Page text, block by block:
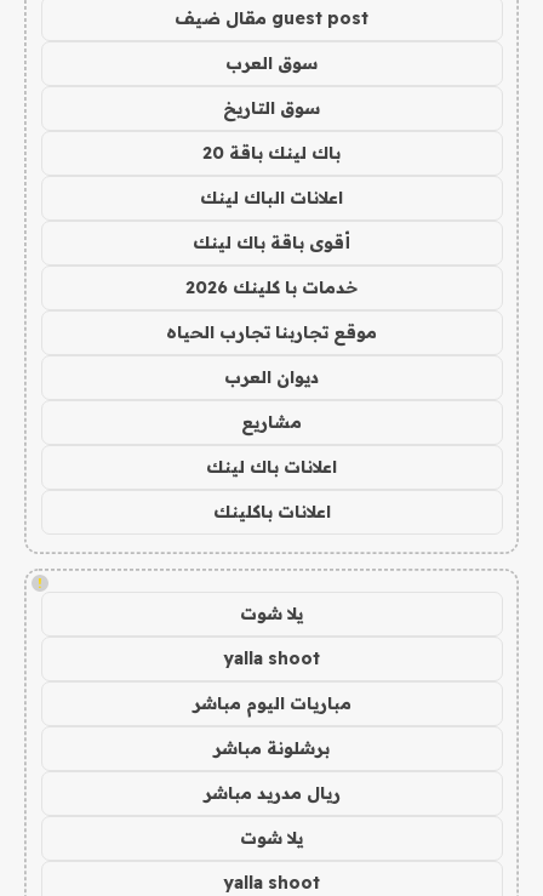
guest post مقال ضيف
سوق العرب
سوق التاريخ
باك لينك باقة 20
اعلانات الباك لينك
أقوى باقة باك لينك
خدمات با كلينك 2026
موقع تجاربنا تجارب الحياه
ديوان العرب
مشاريع
اعلانات باك لينك
اعلانات باكلينك
!
يلا شوت
yalla shoot
مباريات اليوم مباشر
برشلونة مباشر
ريال مدريد مباشر
يلا شوت
yalla shoot